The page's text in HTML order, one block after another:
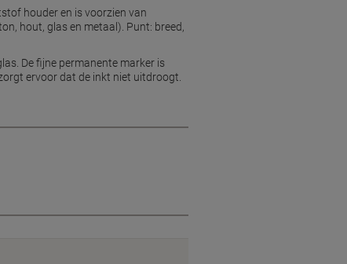
houder en is voorzien van
hout, glas en metaal). Punt: breed,
De fijne permanente marker is
ervoor dat de inkt niet uitdroogt.